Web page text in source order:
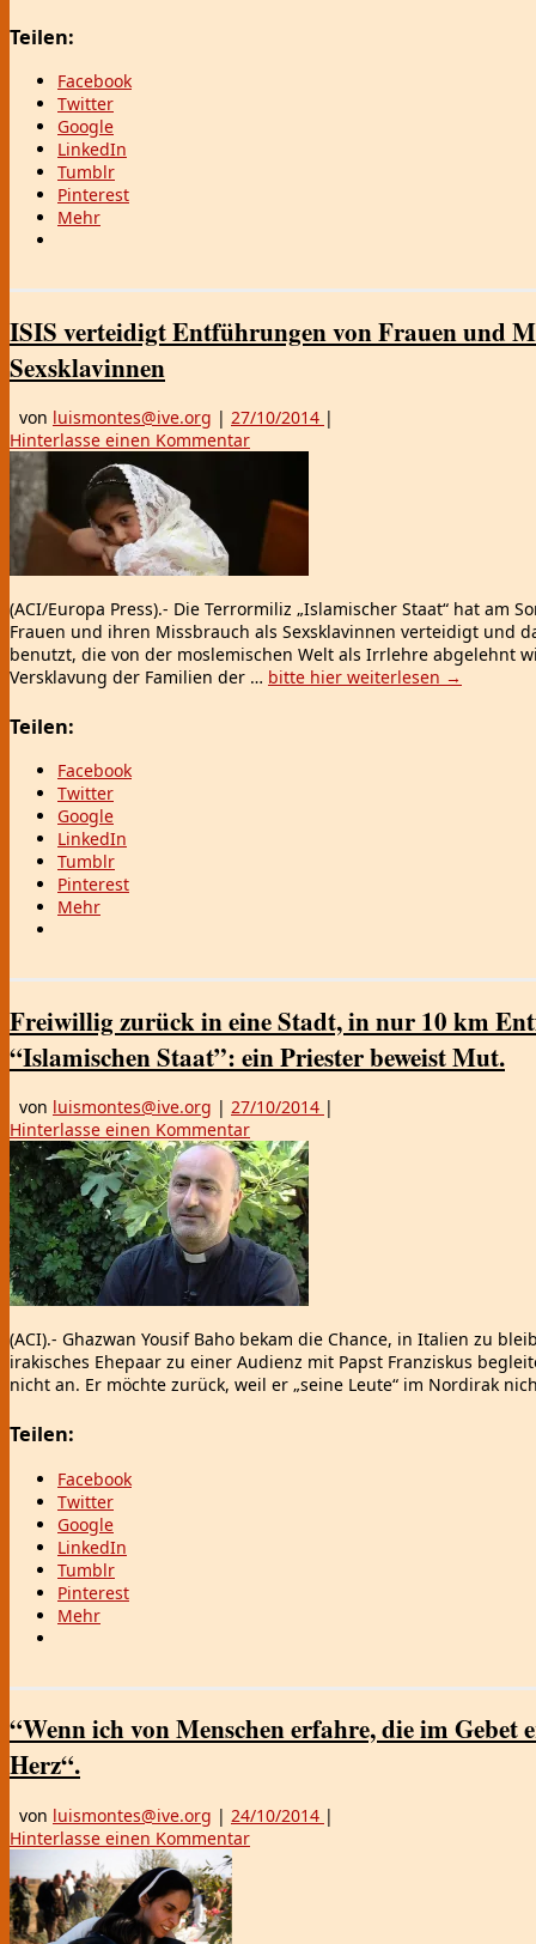
Teilen:
Facebook
Twitter
Google
LinkedIn
Tumblr
Pinterest
Mehr
ISIS verteidigt Entführungen von Frauen und
Sexsklavinnen
von luismontes@ive.org | 27/10/2014 |
Hinterlasse einen Kommentar
(ACI/Europa Press).- Die Terrormiliz „Islamischer Staat“ hat am
Frauen und ihren Missbrauch als Sexsklavinnen verteidigt und
benutzt, die von der moslemischen Welt als Irrlehre abgelehnt
Versklavung der Familien der … bitte hier weiterlesen →
Teilen:
Facebook
Twitter
Google
LinkedIn
Tumblr
Pinterest
Mehr
Freiwillig zurück in eine Stadt, in nur 10 km
“Islamischen Staat”: ein Priester beweist Mut.
von luismontes@ive.org | 27/10/2014 |
Hinterlasse einen Kommentar
(ACI).- Ghazwan Yousif Baho bekam die Chance, in Italien zu
irakisches Ehepaar zu einer Audienz mit Papst Franziskus
nicht an. Er möchte zurück, weil er „seine Leute“ im Nordirak
Teilen:
Facebook
Twitter
Google
LinkedIn
Tumblr
Pinterest
Mehr
“Wenn ich von Menschen erfahre, die im Gebet
Herz“.
von luismontes@ive.org | 24/10/2014 |
Hinterlasse einen Kommentar